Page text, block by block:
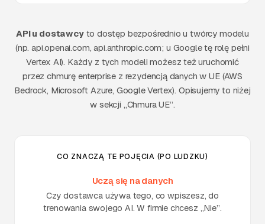
API u dostawcyto dostęp bezpośrednio u twórcy modelu
(np. api.openai.com, api.anthropic.com; u Google tę rolę pełni
Vertex AI). Każdy z tych modeli możesz też uruchomić
przez chmurę enterprise z rezydencją danych w UE (AWS
Bedrock, Microsoft Azure, Google Vertex). Opisujemy to niżej
w sekcji „Chmura UE”.
CO ZNACZĄ TE POJĘCIA (PO LUDZKU)
Uczą się na danych
Czy dostawca używa tego, co wpiszesz, do
trenowania swojego AI. W firmie chcesz „Nie”.